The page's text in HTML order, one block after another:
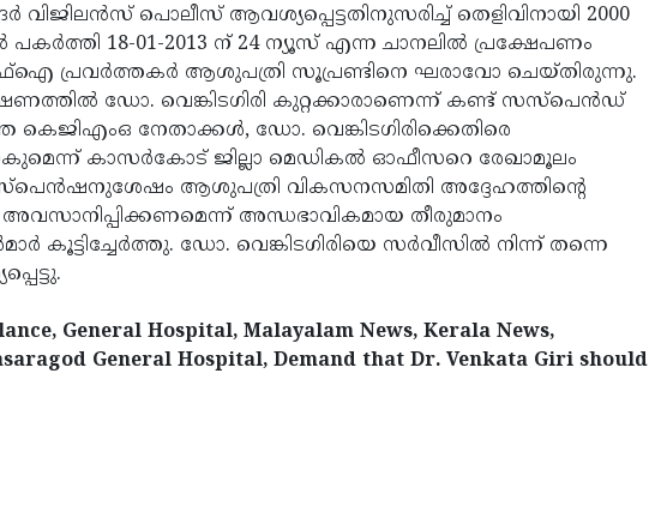
പൊലീസ് ആവശ്യപ്പെട്ടതിനുസരിച്ച് തെളിവിനായി 2000
18-01-2013 ന് 24 ന്യൂസ് എന്ന ചാനലില്‍ പ്രക്ഷേപണം
പ്രവര്‍ത്തകര്‍ ആശുപത്രി സൂപ്രണ്ടിനെ ഘരാവോ ചെയ്തിരുന്നു.
ഡോ. വെങ്കിടഗിരി കുറ്റക്കാരാണെന്ന് കണ്ട് സസ്പെന്‍ഡ്
കെജിഎംഒ നേതാക്കള്‍, ഡോ. വെങ്കിടഗിരിക്കെതിരെ
കാസര്‍കോട് ജില്ലാ മെഡികല്‍ ഓഫീസറെ രേഖാമൂലം
ആശുപത്രി വികസനസമിതി അദ്ദേഹത്തിന്റെ
അന്ധഭാവികമായ തീരുമാനം
ഡോ. വെങ്കിടഗിരിയെ സര്‍വീസില്‍ നിന്ന് തന്നെ
General Hospital, Malayalam News, Kerala News,
General Hospital, Demand that Dr. Venkata Giri should